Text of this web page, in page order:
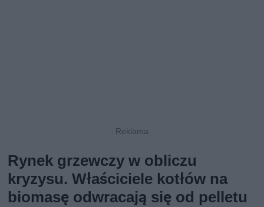
Rynek grzewczy w obliczu
kryzysu. Właściciele kotłów na
biomasę odwracają się od pelletu